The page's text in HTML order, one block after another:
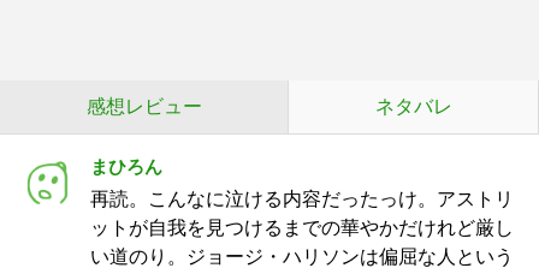
感想レビュー ネタバレ
まひろん
再読。こんなに泣ける内容だったっけ。アストリ
ットが自我を見つけるまでの華やかだけれど厳し
い道のり。ジョージ・ハリソンは偏屈な人という